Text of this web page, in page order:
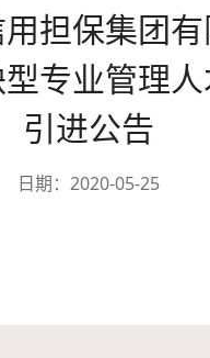
担保集团
专业管理
引进公告
日期：2020-05-25